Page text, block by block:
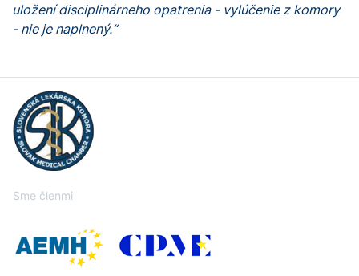
uložení disciplinárneho opatrenia - vylúčenie z komory
- nie je naplnený.“
Sme členmi